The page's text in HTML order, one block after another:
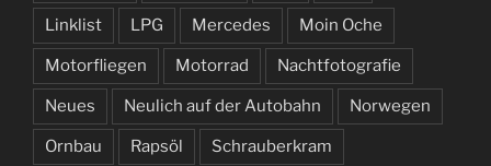
Linklist LPG Mercedes Moin Oche
Motorfliegen Motorrad Nachtfotografie
Neues Neulich auf der Autobahn Norwegen
Ornbau Rapsöl Schrauberkram